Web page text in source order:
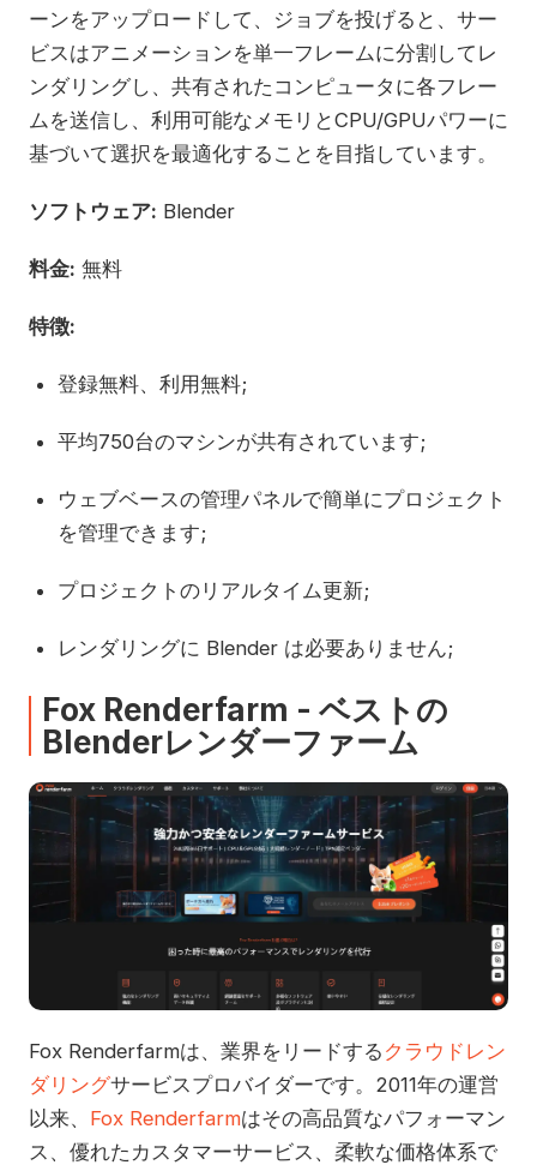
ーンをアップロードして、ジョブを投げると、サー
ビスはアニメーションを単一フレームに分割してレ
ンダリングし、共有されたコンピュータに各フレー
ムを送信し、利用可能なメモリとCPU/GPUパワーに
基づいて選択を最適化することを目指しています。
ソフトウェア: Blender
料金: 無料
特徴:
登録無料、利用無料;
平均750台のマシンが共有されています;
ウェブベースの管理パネルで簡単にプロジェクト
を管理できます;
プロジェクトのリアルタイム更新;
レンダリングに Blender は必要ありません;
Fox Renderfarm - ベストの
Blenderレンダーファーム
Fox Renderfarmは、業界をリードする クラウドレン
ダリングサービスプロバイダーです。2011年の運営
以来、 Fox Renderfarmはその高品質なパフォーマン
ス、優れたカスタマーサービス、柔軟な価格体系で